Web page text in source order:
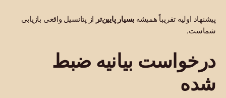
پیشنهاد اولیه تقریباً همیشه بسیار پایین‌تر از پتانسیل واقعی بازیابی
شماست.
درخواست بیانیه ضبط
شده